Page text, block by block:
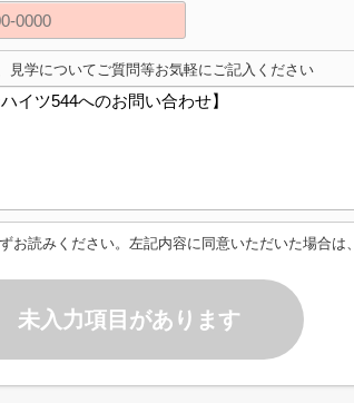
見学についてご質問等お気軽にご記入ください
お読みください。左記内容に同意いただいた場合は
未入力項目があります